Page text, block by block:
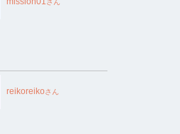
さん
reikoreikoさん